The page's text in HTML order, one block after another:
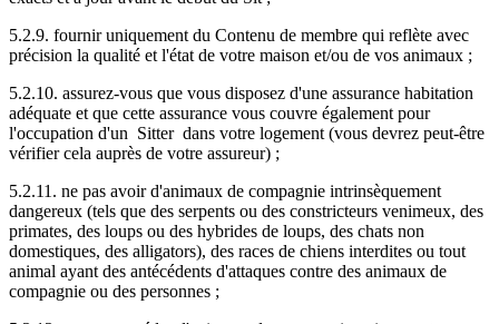
5.2.9. fournir uniquement du Contenu de membre qui reflète avec
précision la qualité et l'état de votre maison et/ou de vos animaux ;
5.2.10. assurez-vous que vous disposez d'une assurance habitation
adéquate et que cette assurance vous couvre également pour
l'occupation d'un Sitter dans votre logement (vous devrez peut-être
vérifier cela auprès de votre assureur) ;
5.2.11. ne pas avoir d'animaux de compagnie intrinsèquement
dangereux (tels que des serpents ou des constricteurs venimeux, des
primates, des loups ou des hybrides de loups, des chats non
domestiques, des alligators), des races de chiens interdites ou tout
animal ayant des antécédents d'attaques contre des animaux de
compagnie ou des personnes ;